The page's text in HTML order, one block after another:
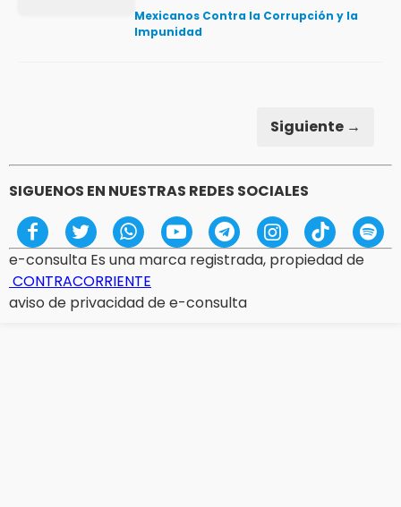
Mexicanos Contra la Corrupción y la
Impunidad
Siguiente →
SIGUENOS EN NUESTRAS REDES SOCIALES
e-consulta Es una marca registrada, propiedad de
CONTRACORRIENTE
aviso de privacidad de e-consulta